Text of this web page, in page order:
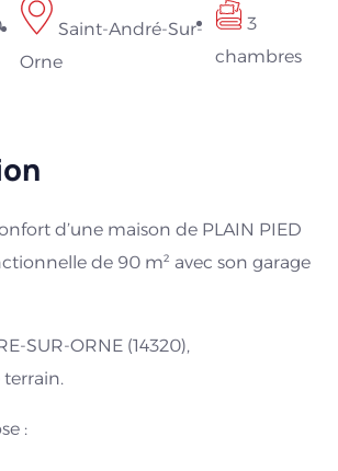
Saint-André-Sur-
Orne
3
chambres
d’une maison de PLAIN PIED
de 90 m² avec son garage
SUR-ORNE (14320),
terrain.
: